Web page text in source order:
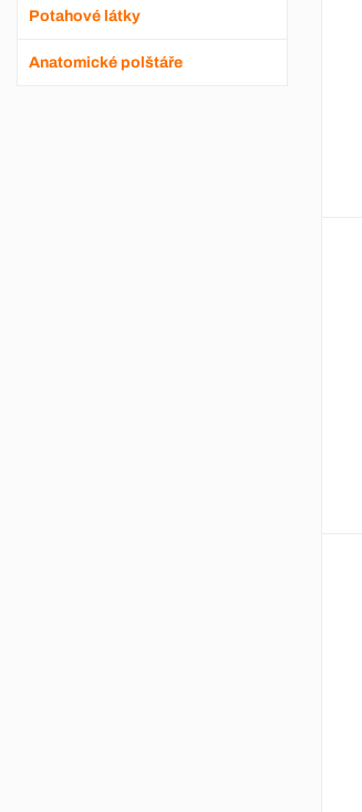
Potahové látky
Anatomické polštáře